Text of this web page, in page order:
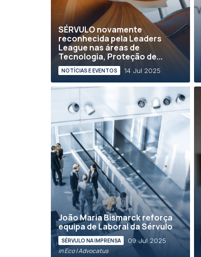
SÉRVULO novamente
reconhecida pela Leaders
League nas áreas de
Tecnologia, Proteção de...
NOTÍCIAS E EVENTOS 14 Jul 2025
João Maria Bismarck reforça
equipa de Laboral da Sérvulo
SÉRVULO NA IMPRENSA 09 Jul 2025
in Eco | Advocatus